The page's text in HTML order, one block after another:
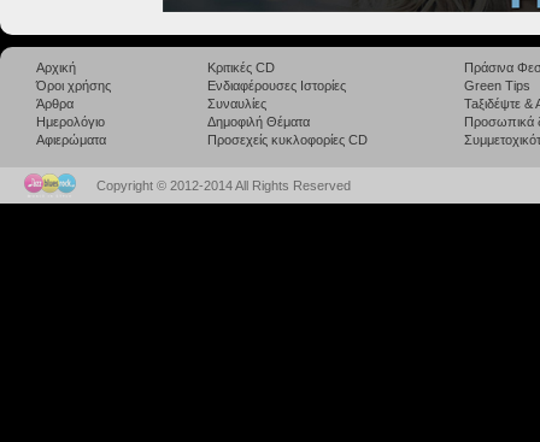
Αρχική
Όροι χρήσης
Άρθρα
Ημερολόγιο
Αφιερώματα
Κριτικές CD
Ενδιαφέρουσες Ιστορίες
Συναυλίες
Δημοφιλή Θέματα
Προσεχείς κυκλοφορίες CD
Πράσινα
Green Tips
Taξιδέψτε
Προσωπικά
Copyright © 2012-2014 All Rights Reserved